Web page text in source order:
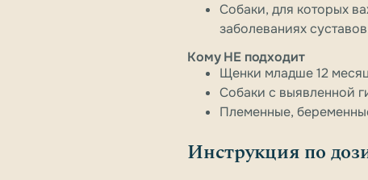
Собаки, для которых
заболеваниях
Кому НЕ подходит
Щенки младше 12
Собаки с выявленной
Племенные,
Инструкция по